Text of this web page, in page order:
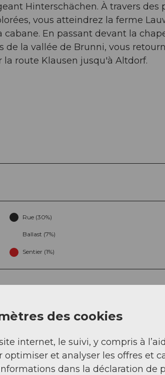
Hinterschächen. À travers des
vous atteindrez la ferme
En passant devant la
la vallée de Brunni, vous
route Klausen jusqu'à Altdorf.
Rue (30%)
Ballast (7%)
Sentier (1%)
Sep Oct Nov Déc
des cookies
internet, le suivi, y compris à
optimiser et analyser les offres et
dans la déclaration de